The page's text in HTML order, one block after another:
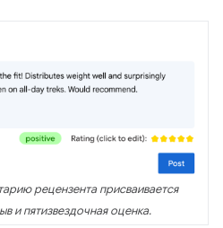
рецензента присваивается
и пятизвездочная оценка.